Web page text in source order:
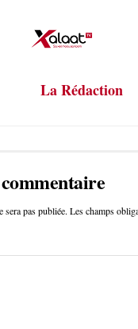
La Rédaction
sera pas publiée. Les champs